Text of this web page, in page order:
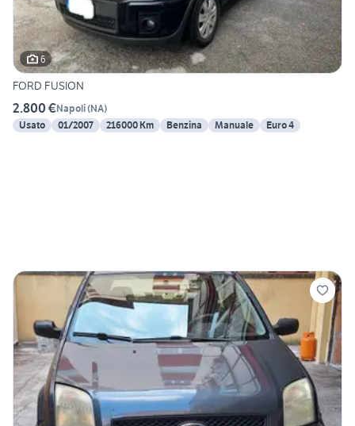
6
FORD FUSION
2.800 €Napoli(NA)
Usato
01/2007 216000 Km Benzina Manuale Euro 4